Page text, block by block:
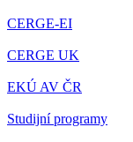
CERGE-EI
CERGE UK
EKÚ AV ČR
Studijní programy